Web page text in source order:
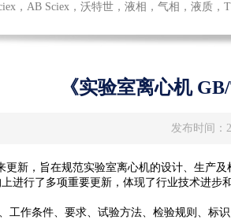
，AB Sciex ，沃特世 ，液相 ，气相 ，液质 ，
《实验室离心机
发布时间：
，旨在规范实验室离心机的设计、生产及
进行了多项重要更新，体现了行业技术进步
条件、要求、试验方法、检验规则、标识